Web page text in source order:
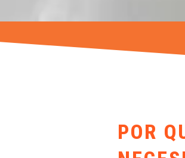
POR